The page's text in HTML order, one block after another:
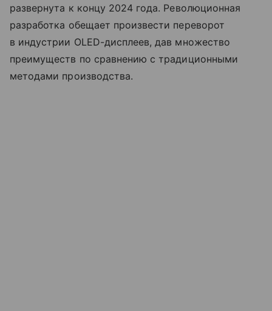
развернута к концу 2024 года. Революционная
разработка обещает произвести переворот
в индустрии OLED-дисплеев, дав множество
преимуществ по сравнению с традиционными
методами производства.